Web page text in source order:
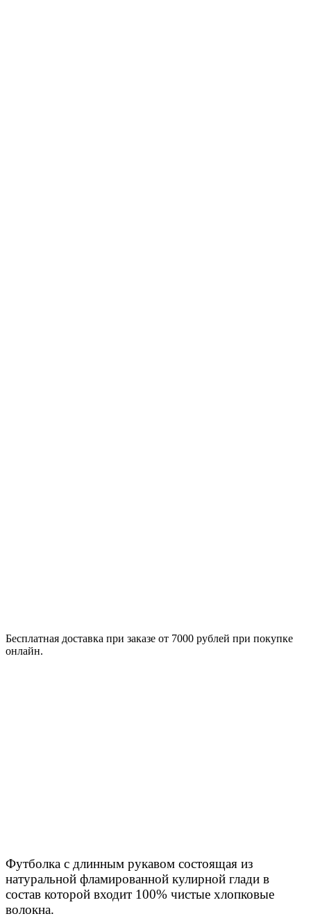
Бесплатная доставка при заказе от 7000 рублей при покупке
онлайн.
Футболка с длинным рукавом состоящая из
натуральной фламированной кулирной глади в
состав которой входит 100% чистые хлопковые
волокна.